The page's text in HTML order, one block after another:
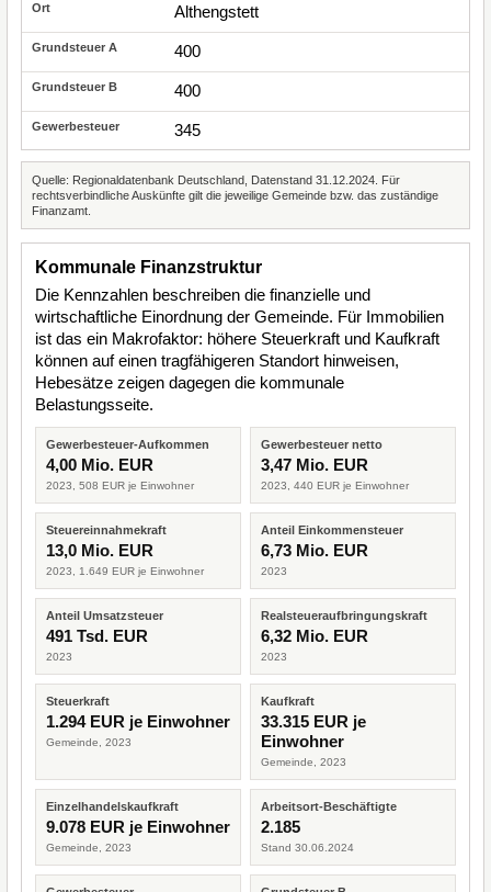
Althengstett
400
400
345
Quelle: Regionaldatenbank Deutschland, Datenstand 31.12.2024. Für
rechtsverbindliche Auskünfte gilt die jeweilige Gemeinde bzw. das zuständige
Finanzamt.
Kommunale Finanzstruktur
Die Kennzahlen beschreiben die finanzielle und
wirtschaftliche Einordnung der Gemeinde. Für Immobilien
ist das ein Makrofaktor: höhere Steuerkraft und Kaufkraft
können auf einen tragfähigeren Standort hinweisen,
Hebesätze zeigen dagegen die kommunale
Belastungsseite.
Gewerbesteuer-Aufkommen
4,00 Mio. EUR
2023, 508 EUR je Einwohner
Gewerbesteuer netto
3,47 Mio. EUR
2023, 440 EUR je Einwohner
Steuereinnahmekraft
13,0 Mio. EUR
2023, 1.649 EUR je Einwohner
Anteil Einkommensteuer
6,73 Mio. EUR
2023
Anteil Umsatzsteuer
491 Tsd. EUR
2023
Realsteueraufbringungskraft
6,32 Mio. EUR
2023
Steuerkraft
1.294 EUR je Einwohner
Gemeinde, 2023
Kaufkraft
33.315 EUR je
Einwohner
Gemeinde, 2023
Einzelhandelskaufkraft
9.078 EUR je Einwohner
Gemeinde, 2023
Arbeitsort-Beschäftigte
2.185
Stand 30.06.2024